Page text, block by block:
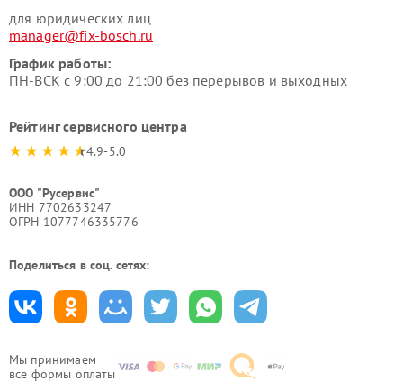
Мы принимаем
все формы оплаты
для юридических лиц
manager@fix-bosch.ru
График работы:
ПН-ВСК с 9:00 до 21:00 без перерывов и выходных
Рейтинг сервисного центра
4.9-5.0
ООО "Русервис"
ИНН 7702633247
ОГРН 1077746335776
Поделиться в соц. сетях: